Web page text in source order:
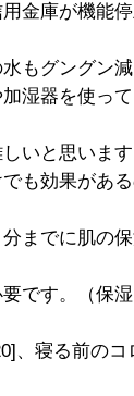
金庫が機能
もグングン減
湿器を使っ
いと思います
も効果があ
までに肌の
です。（保
、寝る前の